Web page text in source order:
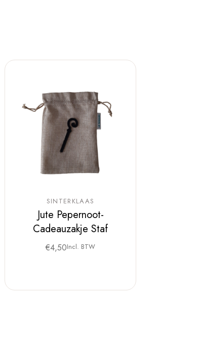
SINTERKLAAS
Jute Pepernoot-
Cadeauzakje Staf
€4,50Incl. BTW